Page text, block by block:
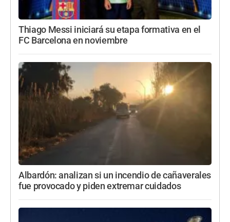
Thiago Messi iniciará su etapa formativa en el
FC Barcelona en noviembre
Albardón: analizan si un incendio de cañaverales
fue provocado y piden extremar cuidados